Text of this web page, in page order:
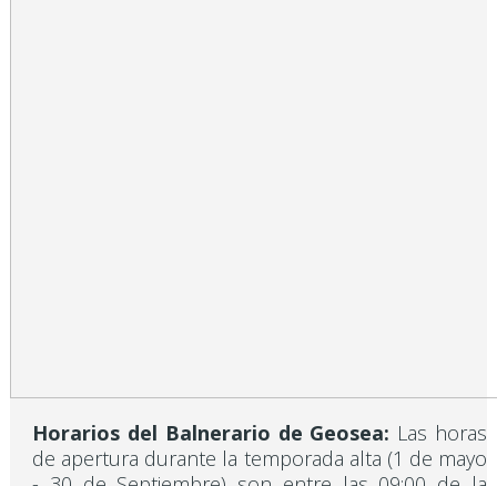
Horarios del Balnerario de Geosea: Las horas
de apertura durante la temporada alta (1 de mayo